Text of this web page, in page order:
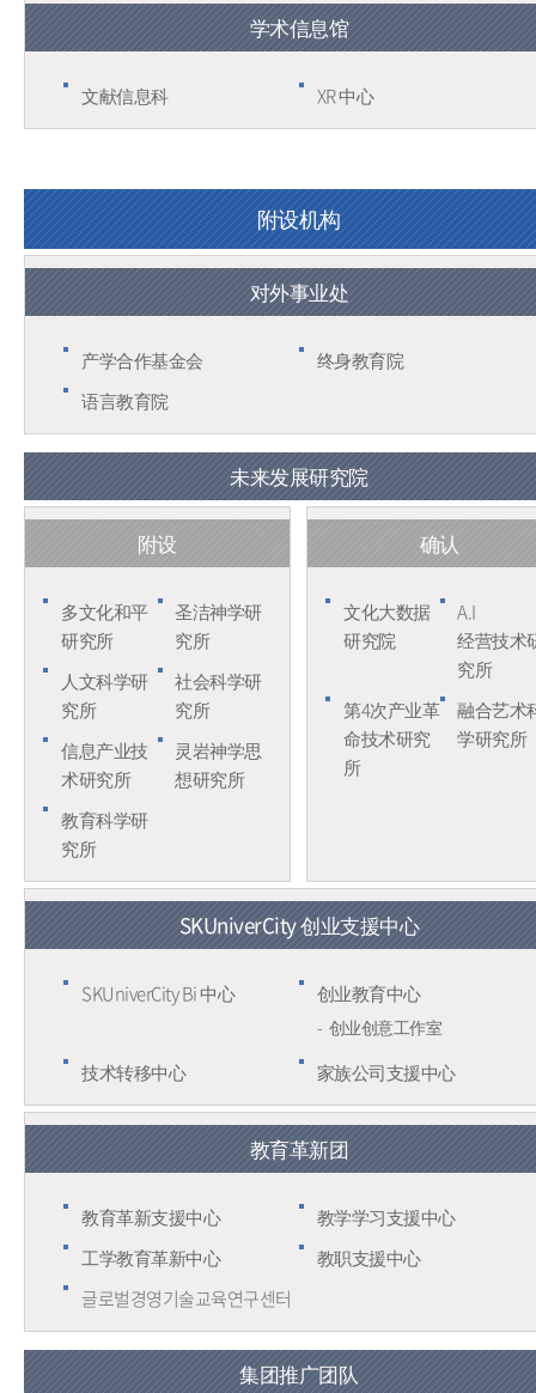
学术信息馆
文献信息科 XR 中心
附设机构
对外事业处
产学合作基金会
终身教育院
语言教育院
未来发展研究院
附设
多文化和平
研究所
圣洁神学研
究所
人文科学研
究所
社会科学研
究所
信息产业技
术研究所
灵岩神学思
想研究所
教育科学研
究所
确认
文化大数据
研究院
A.I
经营技术
究所
第4次产业革
命技术研究
所
融合艺术
学研究所
SKUniverCity 创业支援中心
SKUniverCity Bi 中心 创业教育中心
创业创意工作室
技术转移中心 家族公司支援中心
教育革新团
教育革新支援中心
教学学习支援中心
工学教育革新中心
教职支援中心
글로벌경영기술교육연구센터
集团推广团队